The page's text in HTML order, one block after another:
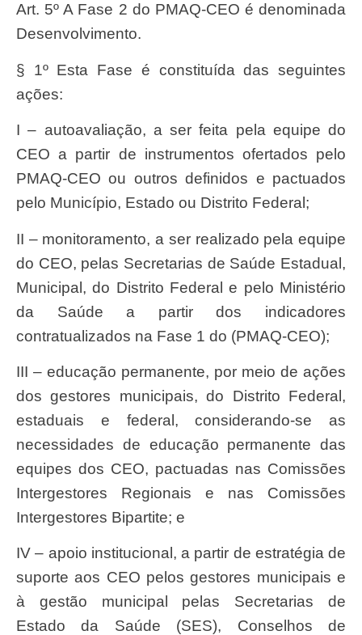
Art. 5º A Fase 2 do PMAQ-CEO é denominada
Desenvolvimento.
§ 1º Esta Fase é constituída das seguintes
ações:
I – autoavaliação, a ser feita pela equipe do
CEO a partir de instrumentos ofertados pelo
PMAQ-CEO ou outros definidos e pactuados
pelo Município, Estado ou Distrito Federal;
II – monitoramento, a ser realizado pela equipe
do CEO, pelas Secretarias de Saúde Estadual,
Municipal, do Distrito Federal e pelo Ministério
da Saúde a partir dos indicadores
contratualizados na Fase 1 do (PMAQ-CEO);
III – educação permanente, por meio de ações
dos gestores municipais, do Distrito Federal,
estaduais e federal, considerando-se as
necessidades de educação permanente das
equipes dos CEO, pactuadas nas Comissões
Intergestores Regionais e nas Comissões
Intergestores Bipartite; e
IV – apoio institucional, a partir de estratégia de
suporte aos CEO pelos gestores municipais e
à gestão municipal pelas Secretarias de
Estado da Saúde (SES), Conselhos de